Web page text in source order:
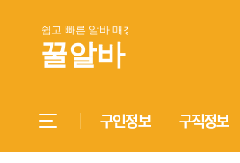
구인정보 구직정보